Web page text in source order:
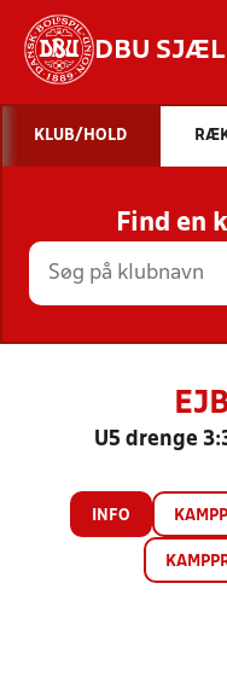
DBU
STILLINGER,
KLUB/HOLD
Find en
U5 drenge
INFO